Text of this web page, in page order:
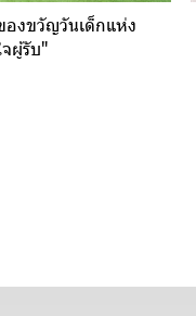
องขวัญวันเด็กแห่ง
ผู้รับ"